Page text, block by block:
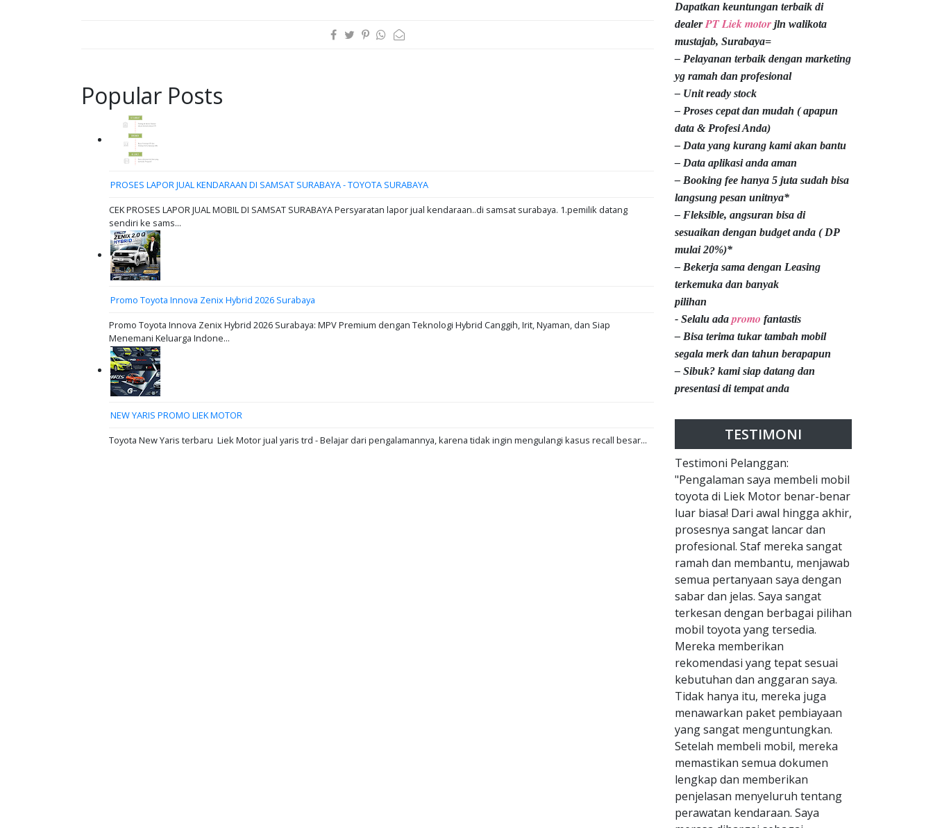
Popular Posts
PROSES LAPOR JUAL KENDARAAN DI SAMSAT SURABAYA - TOYOTA SURABAYA
CEK PROSES LAPOR JUAL MOBIL DI SAMSAT SURABAYA Persyaratan lapor jual kendaraan..di samsat surabaya. 1.pemilik datang
sendiri ke sams...
Promo Toyota Innova Zenix Hybrid 2026 Surabaya
Promo Toyota Innova Zenix Hybrid 2026 Surabaya: MPV Premium dengan Teknologi Hybrid Canggih, Irit, Nyaman, dan Siap
Menemani Keluarga Indone...
NEW YARIS PROMO LIEK MOTOR
Toyota New Yaris terbaru Liek Motor jual yaris trd - Belajar dari pengalamannya, karena tidak ingin mengulangi kasus recall besar...
Dapatkan keuntungan terbaik di
dealerPT Liek motor jln walikota
mustajab, Surabaya=
– Pelayanan terbaik dengan marketing
yg ramah dan profesional
– Unit ready stock
– Proses cepat dan mudah ( apapun
data & Profesi Anda)
– Data yang kurang kami akan bantu
– Data aplikasi anda aman
– Booking fee hanya 5 juta sudah bisa
langsung pesan unitnya*
– Fleksible, angsuran bisa di
sesuaikan dengan budget anda ( DP
mulai 20%)*
– Bekerja sama dengan Leasing
terkemuka dan banyak
pilihan
- Selalu ada promo fantastis
– Bisa terima tukar tambah mobil
segala merk dan tahun berapapun
– Sibuk? kami siap datang dan
presentasi di tempat anda
TESTIMONI
Testimoni Pelanggan:
"Pengalaman saya membeli mobil
toyota di Liek Motor benar-benar
luar biasa! Dari awal hingga akhir,
prosesnya sangat lancar dan
profesional. Staf mereka sangat
ramah dan membantu, menjawab
semua pertanyaan saya dengan
sabar dan jelas. Saya sangat
terkesan dengan berbagai pilihan
mobil toyota yang tersedia.
Mereka memberikan
rekomendasi yang tepat sesuai
kebutuhan dan anggaran saya.
Tidak hanya itu, mereka juga
menawarkan paket pembiayaan
yang sangat menguntungkan.
Setelah membeli mobil, mereka
memastikan semua dokumen
lengkap dan memberikan
penjelasan menyeluruh tentang
perawatan kendaraan. Saya